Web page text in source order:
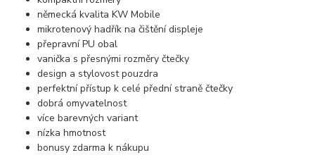
německá kvalita KW Mobile
mikrotenový hadřík na čištění displeje
přepravní PU obal
vanička s přesnými rozměry čtečky
design a stylovost pouzdra
perfektní přístup k celé přední straně čtečky
dobrá omyvatelnost
více barevných variant
nízka hmotnost
bonusy zdarma k nákupu